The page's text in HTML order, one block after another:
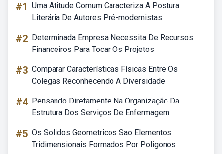
#1 Uma Atitude Comum Caracteriza A Postura
Literária De Autores Pré-modernistas
#2 Determinada Empresa Necessita De Recursos
Financeiros Para Tocar Os Projetos
#3 Comparar Características Físicas Entre Os
Colegas Reconhecendo A Diversidade
#4 Pensando Diretamente Na Organização Da
Estrutura Dos Serviços De Enfermagem
#5 Os Solidos Geometricos Sao Elementos
Tridimensionais Formados Por Poligonos